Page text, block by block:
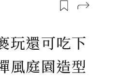
玩還可吃下
風庭園造型